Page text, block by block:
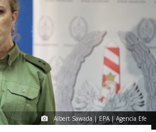
Albert Sawada | EPA | Agencia Efe